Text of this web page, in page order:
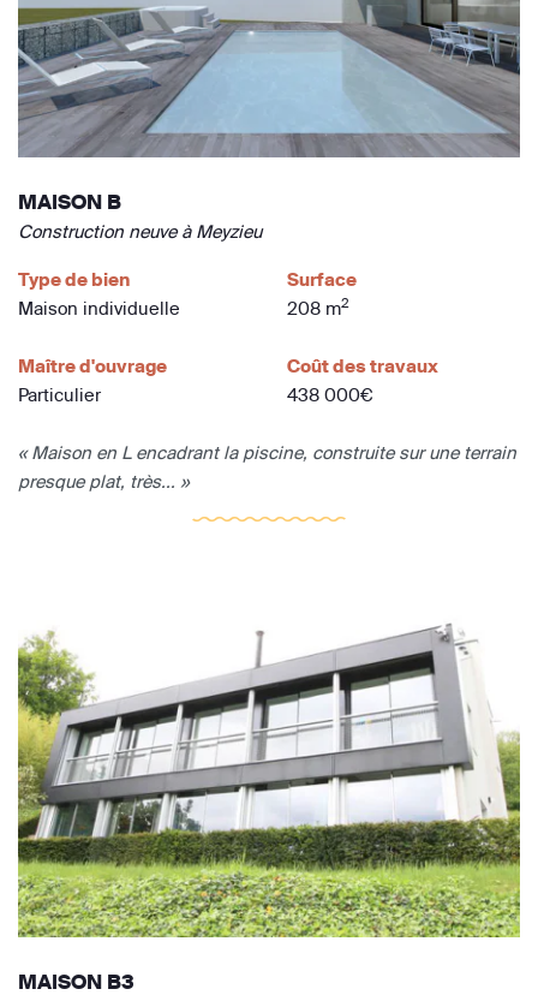
MAISON B
Construction neuve à Meyzieu
Type de bien
Maison individuelle
Surface
208 m2
Maître d'ouvrage
Particulier
Coût des travaux
438 000€
« Maison en L encadrant la piscine, construite sur une terrain
presque plat, très... »
MAISON B3